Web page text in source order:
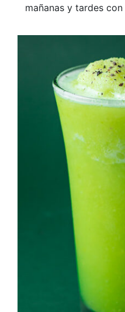
mañanas y tardes